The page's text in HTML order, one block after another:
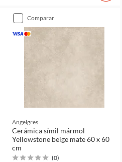
comparar
Angelgres
Cerámica símil mármol
Yellowstone beige mate 60 x 60
cm
(0)